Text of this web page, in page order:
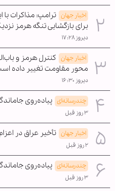
اخبار جهان ترامپ: مذاکرات
برای بازگشایی تنگه هرمز
دیروز ۱۷:۲۸
اخبار جهان کنترل هرمز و
محور مقاومت تغییر داده
دیروز ۱۶:۳۰
چندرسانه‌ای پیاده‌روی
۳ روز قبل
اخبار جهان تأخیر عراق در
۲ روز قبل
چندرسانه‌ای پیاده‌روی
۳ روز قبل